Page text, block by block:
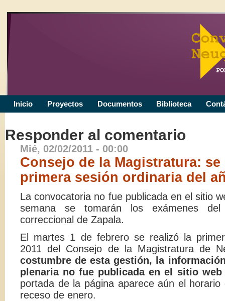
Inicio Proyectos Documentos Biblioteca
Responder al comentario
Mié, 02/02/2011 - 00:00
Consejo de la Magistratura:
primera sesión ordinaria del
La convocatoria no fue publicada en el sitio
semana se tomarán los exámenes
correccional de Zapala.
El martes 1 de febrero se realizó la
2011 del Consejo de la Magistratura de
costumbre de esta gestión, la
plenaria no fue publicada en el sitio
portada de la página aparece aún el
receso de enero.